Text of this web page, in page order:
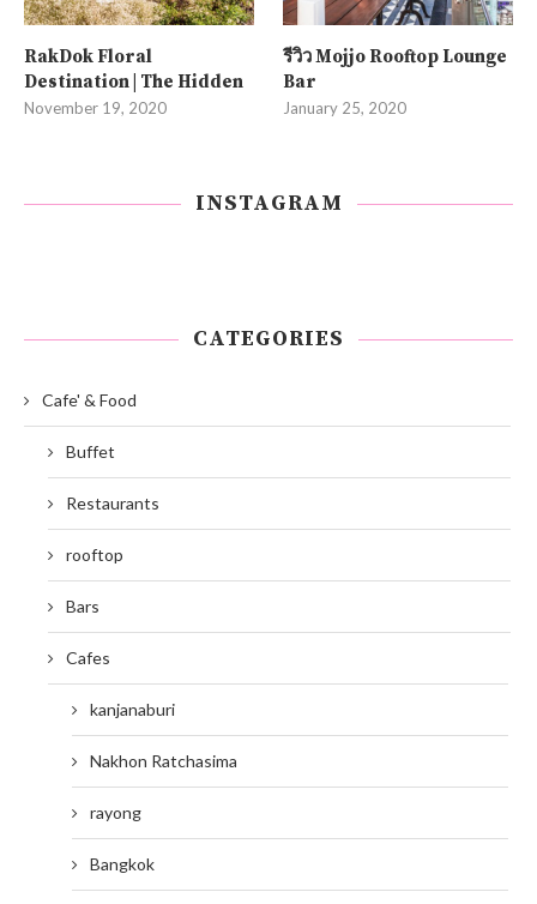
RakDok Floral
Destination | The Hidden
November 19, 2020
รีวิว Mojjo Rooftop Lounge
Bar
January 25, 2020
INSTAGRAM
CATEGORIES
Cafe' & Food
Buffet
Restaurants
rooftop
Bars
Cafes
kanjanaburi
Nakhon Ratchasima
rayong
Bangkok